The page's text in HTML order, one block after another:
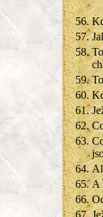
56.
57.
58.
59.
60.
61.
62.
63.
64.
65. A
66.